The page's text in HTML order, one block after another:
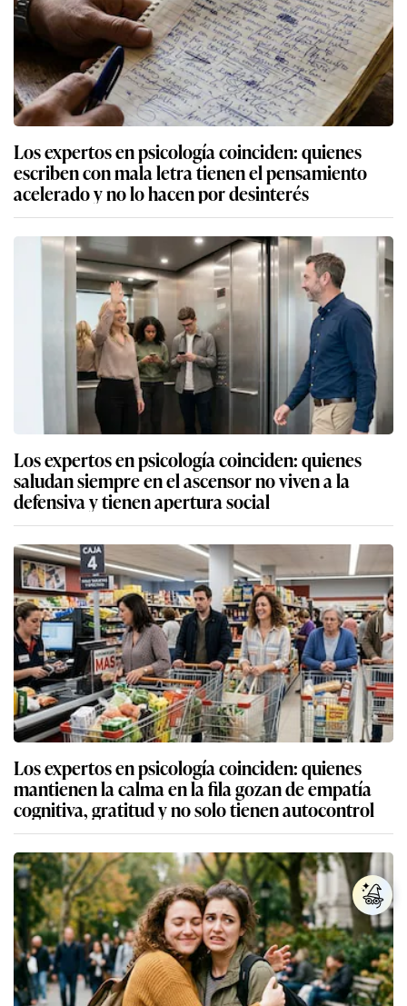
Los expertos en psicología coinciden: quienes
escriben con mala letra tienen el pensamiento
acelerado y no lo hacen por desinterés
Los expertos en psicología coinciden: quienes
saludan siempre en el ascensor no viven a la
defensiva y tienen apertura social
Los expertos en psicología coinciden: quienes
mantienen la calma en la fila gozan de empatía
cognitiva, gratitud y no solo tienen autocontrol